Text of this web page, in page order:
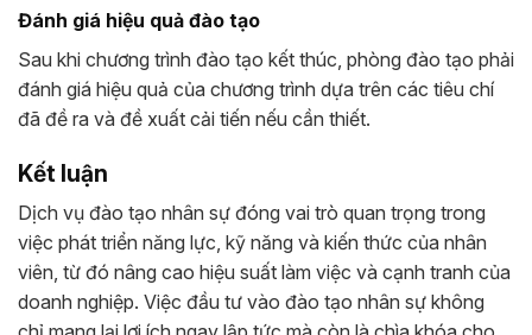
Đánh giá hiệu quả đào tạo
Sau khi chương trình đào tạo kết thúc, phòng đào tạo phải
đánh giá hiệu quả của chương trình dựa trên các tiêu chí
đã đề ra và đề xuất cải tiến nếu cần thiết.
Kết luận
Dịch vụ đào tạo nhân sự đóng vai trò quan trọng trong
việc phát triển năng lực, kỹ năng và kiến thức của nhân
viên, từ đó nâng cao hiệu suất làm việc và cạnh tranh của
doanh nghiệp. Việc đầu tư vào đào tạo nhân sự không